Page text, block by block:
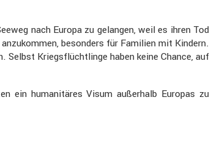
nach Europa zu gelangen, weil es ihren Tod
beson­ders für Familien mit Kindern.
Selbst Kriegs­flücht­linge haben keine Chance, auf
ein humani­täres Visum außer­halb Europas zu